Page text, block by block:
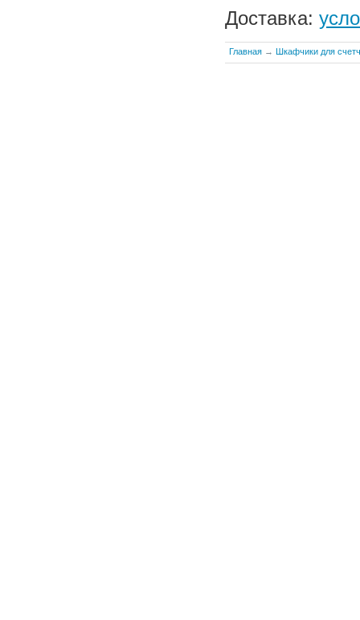
Доставка:
Главная → Шкафчики для